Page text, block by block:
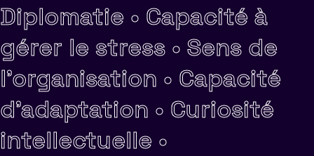
Diplomatie • Capacité à
gérer le stress • Sens de
l'organisation • Capacité
d'adaptation • Curiosité
intellectuelle •